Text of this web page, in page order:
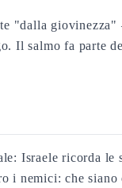
"dalla
Il salmo fa parte
Israele ricorda le
nemici: che siano